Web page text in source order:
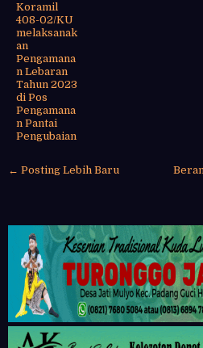
Koramil
408-02/KU
melaksanak
an
Pengamana
n Lebaran
Tahun 2023
di Pos
Pengamana
n Pantai
Pengubaian
← Posting Lebih Baru